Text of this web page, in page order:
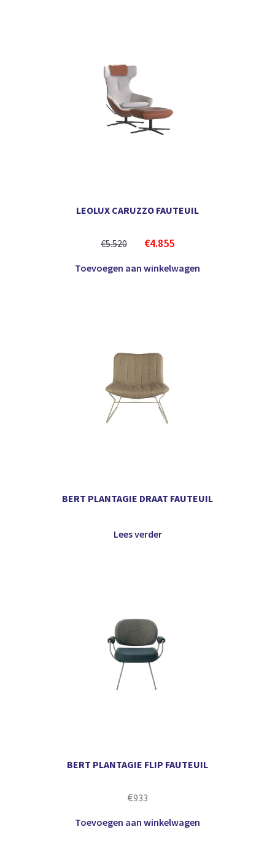
LEOLUX CARUZZO FAUTEUIL
€5.520 €4.855
Toevoegen aan winkelwagen
BERT PLANTAGIE DRAAT FAUTEUIL
Lees verder
BERT PLANTAGIE FLIP FAUTEUIL
€933
Toevoegen aan winkelwagen